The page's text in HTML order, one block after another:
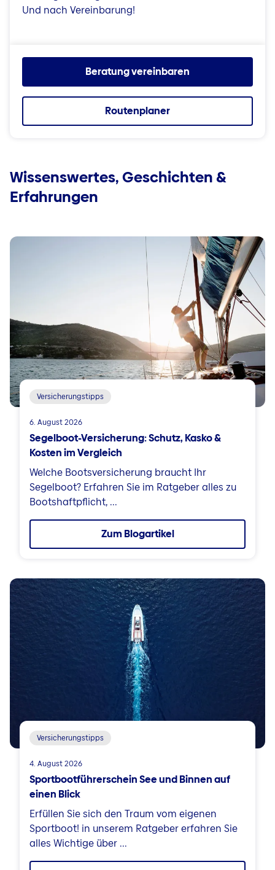
Und nach Vereinbarung!
Beratung vereinbaren
Routenplaner
Wissenswertes, Geschichten &
Erfahrungen
Versicherungstipps
6. August 2026
Segelboot-Versicherung: Schutz, Kasko &
Kosten im Vergleich
Welche Bootsversicherung braucht Ihr
Segelboot? Erfahren Sie im Ratgeber alles zu
Bootshaftpflicht, ...
Zum Blogartikel
Versicherungstipps
4. August 2026
Sportbootführerschein See und Binnen auf
einen Blick
Erfüllen Sie sich den Traum vom eigenen
Sportboot! in unserem Ratgeber erfahren Sie
alles Wichtige über ...